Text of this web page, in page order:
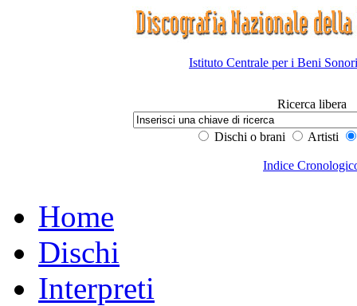
Istituto Centrale per i Beni
Ricerca libera
Dischi o brani Artisti
Indice
Home
Dischi
Interpreti